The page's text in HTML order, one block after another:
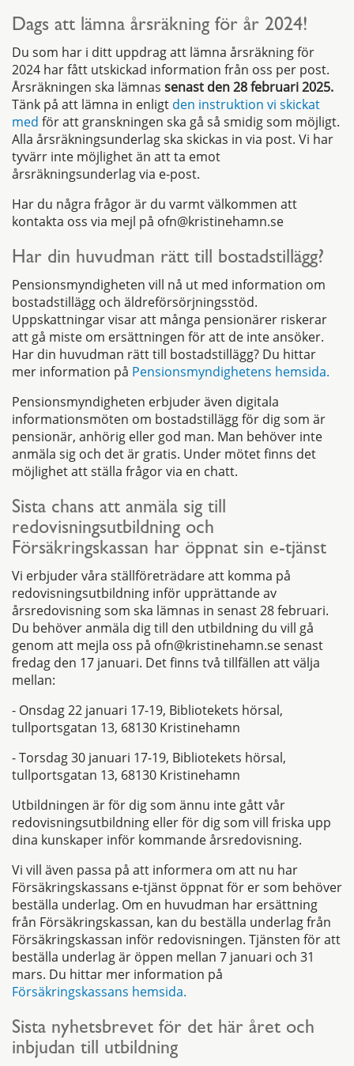
Dags att lämna årsräkning för år 2024!
Du som har i ditt uppdrag att lämna årsräkning för
2024 har fått utskickad information från oss per post.
Årsräkningen ska lämnas senast den 28 februari 2025.
Tänk på att lämna in enligt den instruktion vi skickat
med för att granskningen ska gå så smidig som möjligt.
Alla årsräkningsunderlag ska skickas in via post. Vi har
tyvärr inte möjlighet än att ta emot
årsräkningsunderlag via e-post.
Har du några frågor är du varmt välkommen att
kontakta oss via mejl på ofn@kristinehamn.se
Har din huvudman rätt till bostadstillägg?
Pensionsmyndigheten vill nå ut med information om
bostadstillägg och äldreförsörjningsstöd.
Uppskattningar visar att många pensionärer riskerar
att gå miste om ersättningen för att de inte ansöker.
Har din huvudman rätt till bostadstillägg? Du hittar
mer information på Pensionsmyndighetens hemsida.
Pensionsmyndigheten erbjuder även digitala
informationsmöten om bostadstillägg för dig som är
pensionär, anhörig eller god man. Man behöver inte
anmäla sig och det är gratis. Under mötet finns det
möjlighet att ställa frågor via en chatt.
Sista chans att anmäla sig till
redovisningsutbildning och
Försäkringskassan har öppnat sin e-tjänst
Vi erbjuder våra ställföreträdare att komma på
redovisningsutbildning inför upprättande av
årsredovisning som ska lämnas in senast 28 februari.
Du behöver anmäla dig till den utbildning du vill gå
genom att mejla oss på ofn@kristinehamn.se senast
fredag den 17 januari. Det finns två tillfällen att välja
mellan:
- Onsdag 22 januari 17-19, Bibliotekets hörsal,
tullportsgatan 13, 68130 Kristinehamn
- Torsdag 30 januari 17-19, Bibliotekets hörsal,
tullportsgatan 13, 68130 Kristinehamn
Utbildningen är för dig som ännu inte gått vår
redovisningsutbildning eller för dig som vill friska upp
dina kunskaper inför kommande årsredovisning.
Vi vill även passa på att informera om att nu har
Försäkringskassans e-tjänst öppnat för er som behöver
beställa underlag. Om en huvudman har ersättning
från Försäkringskassan, kan du beställa underlag från
Försäkringskassan inför redovisningen. Tjänsten för att
beställa underlag är öppen mellan 7 januari och 31
mars. Du hittar mer information på
Försäkringskassans hemsida.
Sista nyhetsbrevet för det här året och
inbjudan till utbildning